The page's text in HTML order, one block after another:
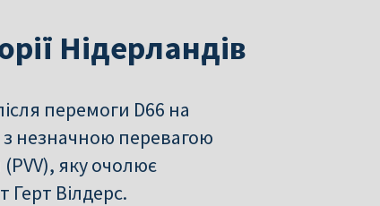
Нідерландів
перемоги D66 на
з незначною перевагою
яку очолює
Герт Вілдерс.